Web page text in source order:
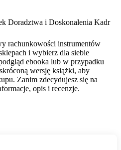
Doradztwa i Doskonalenia Kadr
rachunkowości instrumentów
i wybierz dla siebie
ebooka lub w przypadku
wersję książki, aby
Zanim zdecydujesz się na
opis i recenzje.